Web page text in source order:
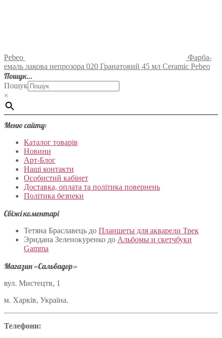
Pebeo
Фарба-
емаль лакова непрозора 020 Гранатовий 45 мл Ceramic Pebeo
Пошук…
Пошук
×
Меню сайту:
Каталог товарів
Новини
Арт-Блог
Наші контакти
Особистий кабінет
Доставка, оплата та політика повернень
Політика безпеки
Свіжі коментарі
Тетяна Браславець до Планшеты для акварели Трек
Эридана Зеленокуренко до Альбомы и скетчбуки
Gamma
Магазин «Сальвадор»
вул. Мистецтв, 1
м. Харків, Україна.
Телефони: